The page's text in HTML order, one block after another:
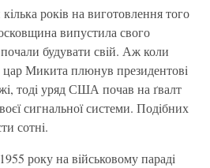
рокiв на виготовлення того
випустила свого
будувати свiй. Аж коли
Микита плюнув президентовi
тодi уряд США почав на ґвалт
сигнальної системи. Подiбних
сотнi.
року на вiйськовому парадi